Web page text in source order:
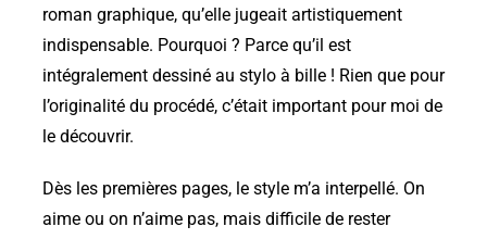
roman graphique, qu’elle jugeait artistiquement
indispensable. Pourquoi ? Parce qu’il est
intégralement dessiné au stylo à bille ! Rien que pour
l’originalité du procédé, c’était important pour moi de
le découvrir.
Dès les premières pages, le style m’a interpellé. On
aime ou on n’aime pas, mais difficile de rester